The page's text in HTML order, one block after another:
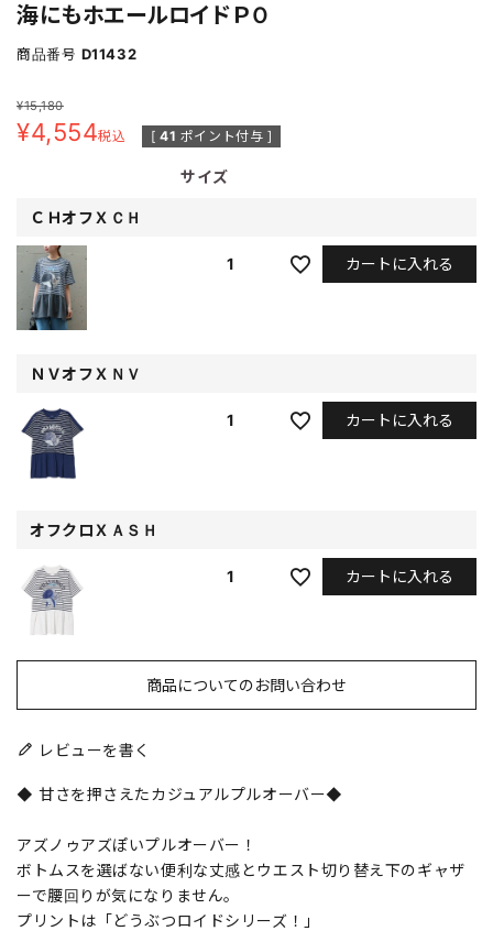
海にもホエールロイドＰＯ
商品番号 D11432
¥15,180
¥4,554税込 [ 41 ポイント付与 ]
サイズ
ＣＨオフＸＣＨ
1 カートに入れる
ＮＶオフＸＮＶ
1 カートに入れる
オフクロＸＡＳＨ
1 カートに入れる
商品についてのお問い合わせ
レビューを書く
◆ 甘さを押さえたカジュアルプルオーバー◆
アズノゥアズぽいプルオーバー！
ボトムスを選ばない便利な丈感とウエスト切り替え下のギャザ
ーで腰回りが気になりません。
プリントは「どうぶつロイドシリーズ！」